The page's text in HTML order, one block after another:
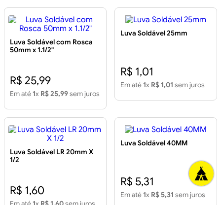
Luva Soldável com Rosca
50mm x 1.1/2"
R$ 25,99
Em até 1x R$ 25,99sem juros
Luva Soldável 25mm
R$ 1,01
Em até 1x R$ 1,01 sem juros
Luva Soldável LR 20mm X
1/2
R$ 1,60
Luva Soldável 40MM
R$ 5,31
Em até 1x R$ 5,31 sem juros